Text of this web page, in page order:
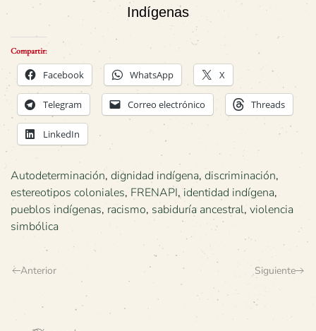
Indígenas
Compartir:
Facebook WhatsApp X
Telegram Correo electrónico Threads
LinkedIn
Autodeterminación, dignidad indígena, discriminación,
estereotipos coloniales, FRENAPI,identidad indígena,
pueblos indígenas, racismo, sabiduría ancestral, violencia
simbólica
Anterior Siguiente